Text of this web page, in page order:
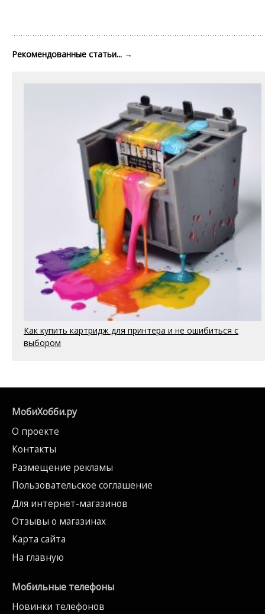
Рекомендованные статьи... →
Как купить картридж для принтера и не ошибиться с
выбором
МобиХобби.ру
О проекте
Контакты
Размещение рекламы
Пользовательское соглашение
Для интернет-магазинов
Отзывы о магазинах
Карта сайта
На главную
Мобильные телефоны
Новинки телефонов